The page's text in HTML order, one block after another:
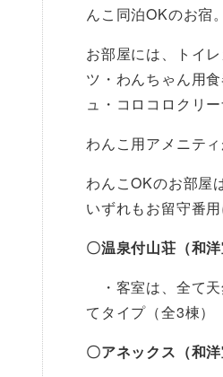
んこ同泊OKのお宿。
お部屋には、トイ
ツ・わんちゃん用
ュ・コロコロクリー
わんこ用アメニテ
わんこOKのお部屋
いずれもお留守番
〇温泉付山荘（和洋
・客室は、全て
てタイプ（全3棟
〇アネックス（和洋